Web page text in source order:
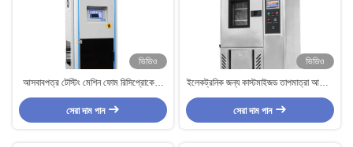
ভিডিও
আসবাবপত্র টেস্টিং মেশিন ফোম রিসিপ্রোকেটিং
কম্প্রেশন ডায়নামিক ক্লান্তি টেস্টিং মেশিন
সেরা দাম পান
ভিডিও
ইলেকট্রনিক জন্য কাস্টমাইজড তাপমাত্রা আর্দ্রতা
পরিবেশগত পরীক্ষা সরঞ্জাম
সেরা দাম পান